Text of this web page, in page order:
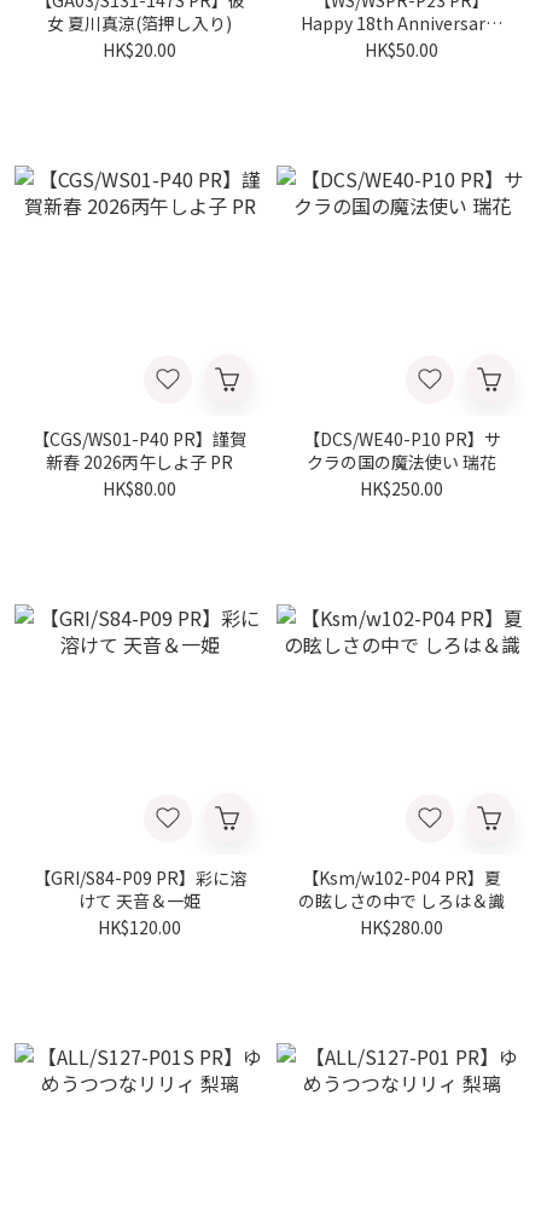
女 夏川真涼(箔押し入り)
HK$20.00
Happy 18th Anniversary!!
[思い出]
HK$50.00
【CGS/WS01-P40 PR】謹賀
新春 2026丙午しよ子 PR
HK$80.00
【DCS/WE40-P10 PR】サ
クラの国の魔法使い 瑞花
HK$250.00
【GRI/S84-P09 PR】彩に溶
けて 天音＆一姫
HK$120.00
【Ksm/w102-P04 PR】夏
の眩しさの中で しろは＆識
HK$280.00